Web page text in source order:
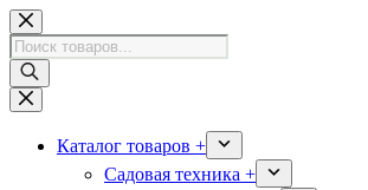
Перейти
к
сути
Поиск
товаров
Каталог товаров +
Садовая техника +